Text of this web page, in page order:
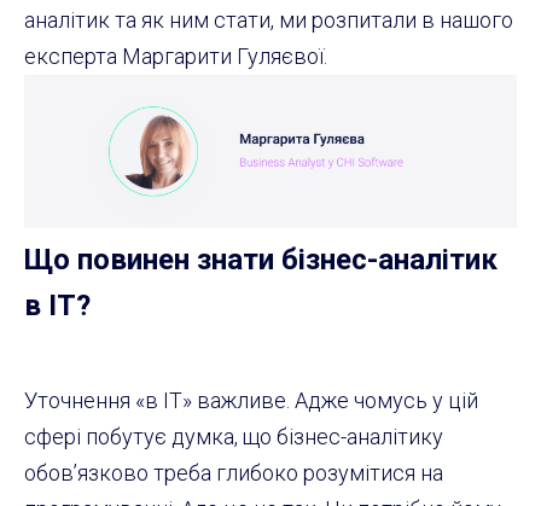
аналітик та як ним стати, ми розпитали в нашого
експерта Маргарити Гуляєвої.
Що повинен знати бізнес-аналітик
в ІТ?
Уточнення «в ІТ» важливе. Адже чомусь у цій
сфері побутує думка, що бізнес-аналітику
обов’язково треба глибоко розумітися на